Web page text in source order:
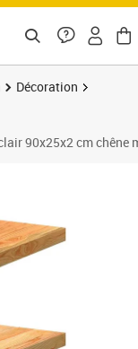
Décoration
90x25x2 cm chêne